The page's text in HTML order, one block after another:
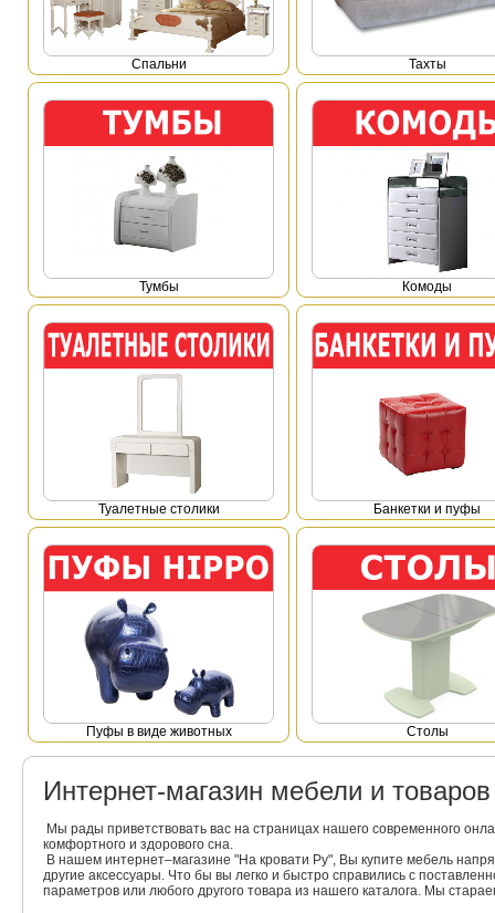
Спальни Тахты
Тумбы Комоды
Туалетные столики Банкетки и пуфы
Пуфы в виде животных Столы
Интернет-магазин мебели и
Мы рады приветствовать вас на страницах нашего современного
комфортного и здорового сна.
В нашем интернет–магазине "На кровати Ру", Вы купите мебель
другие аксессуары. Что бы вы легко и быстро справились с
параметров или любого другого товара из нашего каталога. Мы